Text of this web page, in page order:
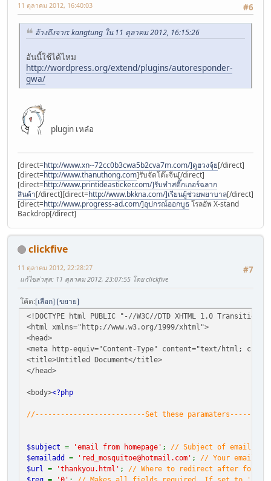
#6
11 ตุลาคม 2012, 16:40:03
อ้างถึงจาก: kangtung ใน 11 ตุลาคม 2012, 16:15:26
อันนี้ใช้ได้ไหม
http://wordpress.org/extend/plugins/autoresponder-
gwa/
plugin เหล๋อ
[direct=http://www.xn--72cc0b3cwa5b2cva7m.com/]ดูฮวงจุ้ย[/direct]
[direct=http://www.thanuthong.com]รับจัดโต๊ะจีน[/direct]
[direct=http://www.printideasticker.com/]รับทำสติ๊กเกอร์ฉลาก
สินค้า[/direct][direct=http://www.bkkna.com/]เรียนผู้ช่วยพยาบาล[/direct]
[direct=http://www.progress-ad.com/]อุปกรณ์ออกบูธโรลอัพ X-stand
Backdrop[/direct]
clickfive
#7
11 ตุลาคม 2012, 22:28:27
แก้ไขล่าสุด: 11 ตุลาคม 2012, 23:07:55 โดย clickfive
โค้ด เลือก ขยาย
<!DOCTYPE html PUBLIC "-//W3C//DTD XHTML 1.0
<html xmlns="http://www.w3.org/1999/xhtml">
<head>
<meta http-equiv="Content-Type" content="text/html;
<title>Untitled Document</title>
</head>
<body><?php
//--------------------------Set these
$subject = 'email from homepage' ; // Subject of email
$emailadd = ' red_mosquitoe@hotmail.com ' ; // Your email
$url = 'thankyou.html' ; // Where to redirect after form is